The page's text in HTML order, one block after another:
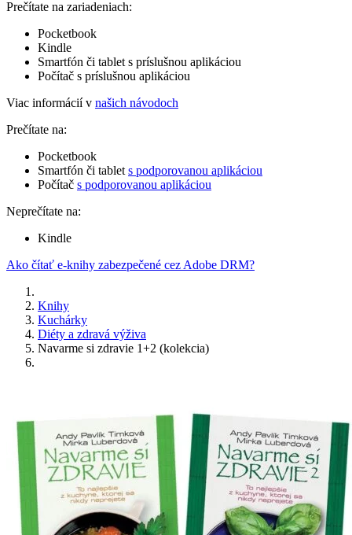
Prečítate na zariadeniach:
Pocketbook
Kindle
Smartfón či tablet s príslušnou aplikáciou
Počítač s príslušnou aplikáciou
Viac informácií v našich návodoch
Prečítate na:
Pocketbook
Smartfón či tablet s podporovanou aplikáciou
Počítač s podporovanou aplikáciou
Neprečítate na:
Kindle
Ako čítať e-knihy zabezpečené cez Adobe DRM?
Knihy
Kuchárky
Diéty a zdravá výživa
Navarme si zdravie 1+2 (kolekcia)